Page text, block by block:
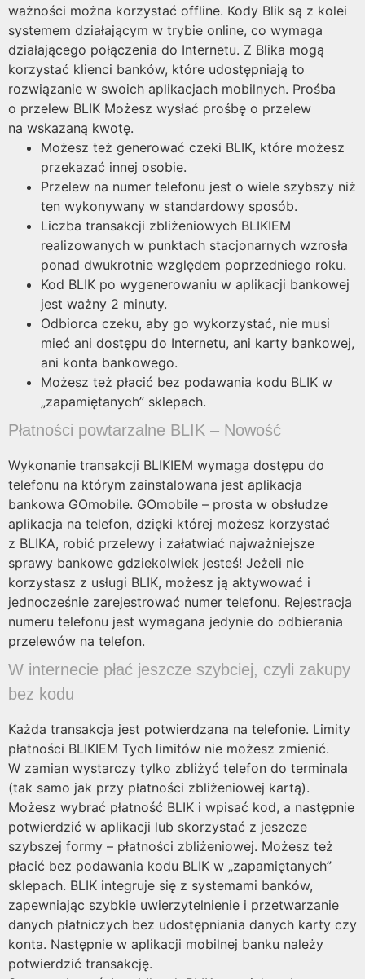
ważności można korzystać offline. Kody Blik są z kolei
systemem działającym w trybie online, co wymaga
działającego połączenia do Internetu. Z Blika mogą
korzystać klienci banków, które udostępniają to
rozwiązanie w swoich aplikacjach mobilnych. Prośba
o przelew BLIK Możesz wysłać prośbę o przelew
na wskazaną kwotę.
Możesz też generować czeki BLIK, które możesz
przekazać innej osobie.
Przelew na numer telefonu jest o wiele szybszy niż
ten wykonywany w standardowy sposób.
Liczba transakcji zbliżeniowych BLIKIEM
realizowanych w punktach stacjonarnych wzrosła
ponad dwukrotnie względem poprzedniego roku.
Kod BLIK po wygenerowaniu w aplikacji bankowej
jest ważny 2 minuty.
Odbiorca czeku, aby go wykorzystać, nie musi
mieć ani dostępu do Internetu, ani karty bankowej,
ani konta bankowego.
Możesz też płacić bez podawania kodu BLIK w
„zapamiętanych” sklepach.
Płatności powtarzalne BLIK – Nowość
Wykonanie transakcji BLIKIEM wymaga dostępu do
telefonu na którym zainstalowana jest aplikacja
bankowa GOmobile. GOmobile – prosta w obsłudze
aplikacja na telefon, dzięki której możesz korzystać
z BLIKA, robić przelewy i załatwiać najważniejsze
sprawy bankowe gdziekolwiek jesteś! Jeżeli nie
korzystasz z usługi BLIK, możesz ją aktywować i
jednocześnie zarejestrować numer telefonu. Rejestracja
numeru telefonu jest wymagana jedynie do odbierania
przelewów na telefon.
W internecie płać jeszcze szybciej, czyli zakupy
bez kodu
Każda transakcja jest potwierdzana na telefonie. Limity
płatności BLIKIEM Tych limitów nie możesz zmienić.
W zamian wystarczy tylko zbliżyć telefon do terminala
(tak samo jak przy płatności zbliżeniowej kartą).
Możesz wybrać płatność BLIK i wpisać kod, a następnie
potwierdzić w aplikacji lub skorzystać z jeszcze
szybszej formy – płatności zbliżeniowej. Możesz też
płacić bez podawania kodu BLIK w „zapamiętanych”
sklepach. BLIK integruje się z systemami banków,
zapewniając szybkie uwierzytelnienie i przetwarzanie
danych płatniczych bez udostępniania danych karty czy
konta. Następnie w aplikacji mobilnej banku należy
potwierdzić transakcję.